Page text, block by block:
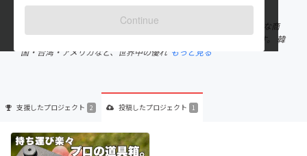
Continue
出身国：日本 出身地：茨城県
Sarry’s Clubは、海外のクラウドファンディングで生まれた革新的な商
品を、日本市場へ届けることを目的としたプロジェクトチームです。 韓
国・台湾・アメリカなど、世界中の優れ もっと見る
支援したプロジェクト 2 投稿したプロジェクト 1